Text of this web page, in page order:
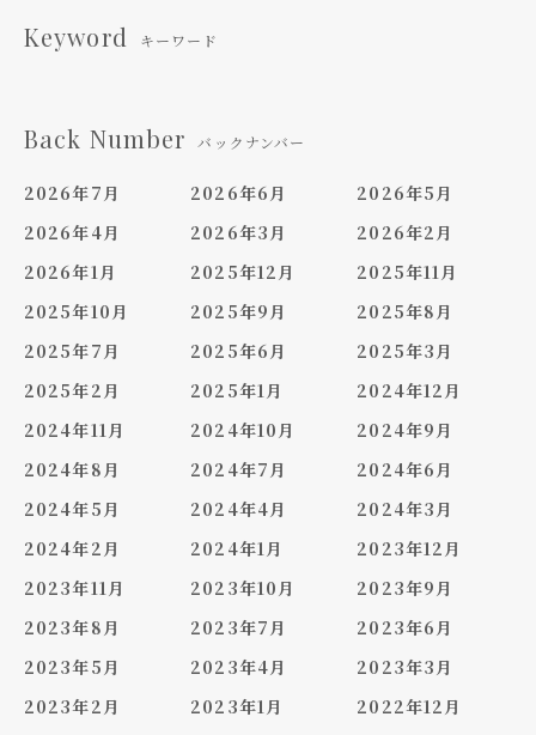
Keyword キーワード
Back Number バックナンバー
2026年7月 2026年6月
2026年5月
2026年4月
2026年3月
2026年2月
2026年1月
2025年12月
2025年11月
2025年10月
2025年9月
2025年8月
2025年7月
2025年6月
2025年3月
2025年2月
2025年1月
2024年12月
2024年11月
2024年10月
2024年9月
2024年8月
2024年7月
2024年6月
2024年5月
2024年4月
2024年3月
2024年2月
2024年1月
2023年12月
2023年11月
2023年10月
2023年9月
2023年8月
2023年7月
2023年6月
2023年5月
2023年4月
2023年3月
2023年2月
2023年1月
2022年12月